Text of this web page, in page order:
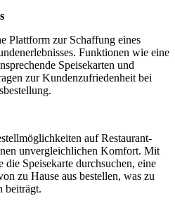
Plattform zur Schaffung eines
Funktionen wie eine
Speisekarten und
zur Kundenzufriedenheit bei
auf Restaurant-
unvergleichlichen Komfort. Mit
Speisekarte durchsuchen, eine
zu Hause aus bestellen, was zu
beiträgt.